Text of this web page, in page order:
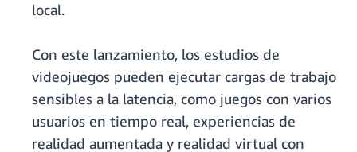
local.
Con este lanzamiento, los estudios de
videojuegos pueden ejecutar cargas de trabajo
sensibles a la latencia, como juegos con varios
usuarios en tiempo real, experiencias de
realidad aumentada y realidad virtual con